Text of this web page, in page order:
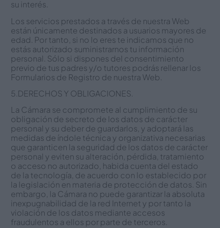
su interés.
Los servicios prestados a través de nuestra Web
están únicamente destinados a usuarios mayores de
edad. Por tanto, si no lo eres te indicamos que no
estás autorizado suministrarnos tu información
personal. Sólo si dispones del consentimiento
previo de tus padres y/o tutores podrás rellenar los
Formularios de Registro de nuestra Web.
5.DERECHOS Y OBLIGACIONES.
La Cámara se compromete al cumplimiento de su
obligación de secreto de los datos de carácter
personal y su deber de guardarlos, y adoptará las
medidas de índole técnica y organizativa necesarias
que garanticen la seguridad de los datos de carácter
personal y eviten su alteración, pérdida, tratamiento
o acceso no autorizado, habida cuenta del estado
de la tecnología, de acuerdo con lo establecido por
la legislación en materia de protección de datos. Sin
embargo, la Cámara no puede garantizar la absoluta
inexpugnabilidad de la red Internet y por tanto la
violación de los datos mediante accesos
fraudulentos a ellos por parte de terceros.